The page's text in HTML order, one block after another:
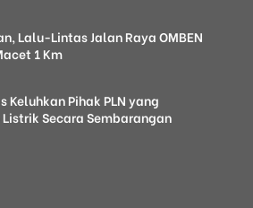
Lalu-Lintas Jalan Raya OMBEN
1 Km
Keluhkan Pihak PLN yang
Secara Sembarangan